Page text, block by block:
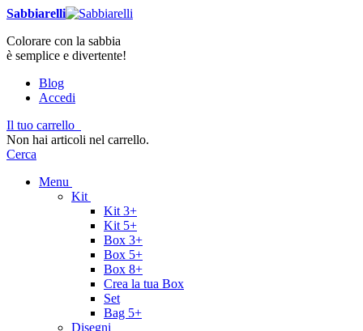
Sabbiarelli
Colorare con la sabbia
è semplice e divertente!
Blog
Accedi
Il tuo carrello
Non hai articoli nel carrello.
Cerca
Menu
Kit
Kit 3+
Kit 5+
Box 3+
Box 5+
Box 8+
Crea la tua Box
Set
Bag 5+
Disegni